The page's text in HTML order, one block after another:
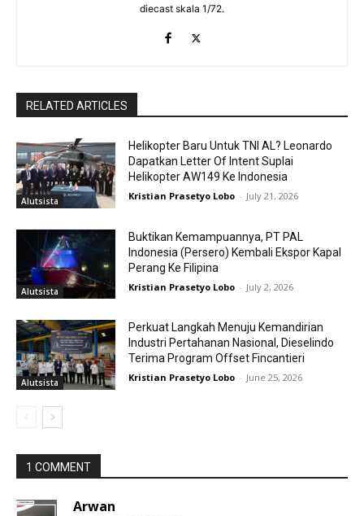
diecast skala 1/72.
RELATED ARTICLES
Alutsista
Helikopter Baru Untuk TNI AL? Leonardo
Dapatkan Letter Of Intent Suplai
Helikopter AW149 Ke Indonesia
Kristian Prasetyo Lobo - July 21, 2026
Alutsista
Buktikan Kemampuannya, PT PAL
Indonesia (Persero) Kembali Ekspor Kapal
Perang Ke Filipina
Kristian Prasetyo Lobo - July 2, 2026
Alutsista
Perkuat Langkah Menuju Kemandirian
Industri Pertahanan Nasional, Dieselindo
Terima Program Offset Fincantieri
Kristian Prasetyo Lobo - June 25, 2026
1 COMMENT
Arwan